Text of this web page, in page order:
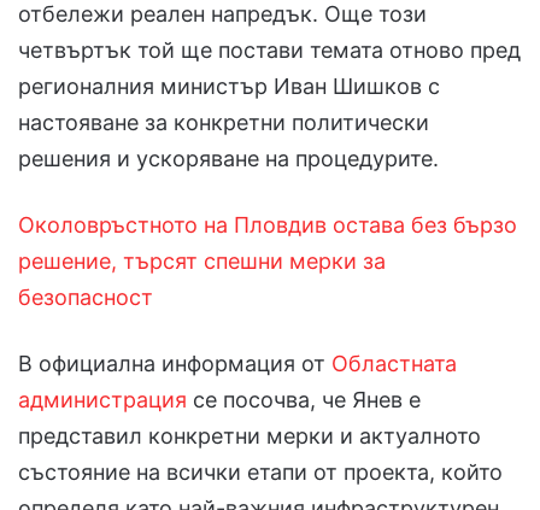
отбележи реален напредък. Още този
четвъртък той ще постави темата отново пред
регионалния министър Иван Шишков с
настояване за конкретни политически
решения и ускоряване на процедурите.
Околовръстното на Пловдив остава без бързо
решение, търсят спешни мерки за
безопасност
В официална информация от Областната
администрация се посочва, че Янев е
представил конкретни мерки и актуалното
състояние на всички етапи от проекта, който